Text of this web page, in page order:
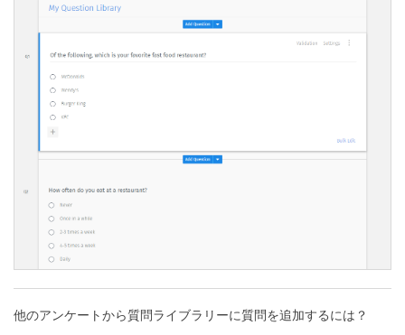
他のアンケートから質問ライブラリーに質問を追加するには？